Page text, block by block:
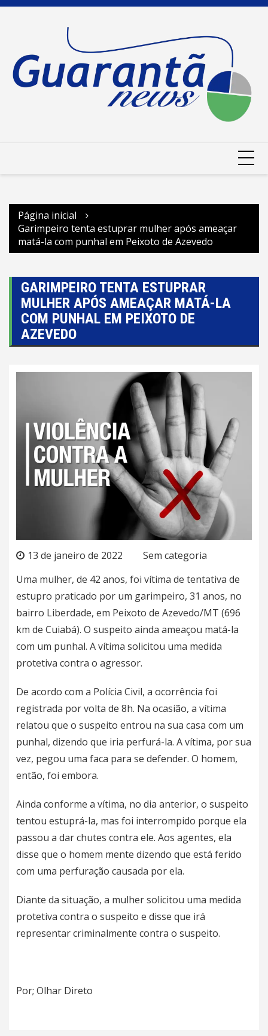
Ir
Página inicial
Garimpeiro tenta estuprar mulher após ameaçar
matá-la com punhal em Peixoto de Azevedo
GARIMPEIRO TENTA ESTUPRAR
MULHER APÓS AMEAÇAR MATÁ-LA
COM PUNHAL EM PEIXOTO DE
AZEVEDO
13 de janeiro de 2022
Sem categoria
Uma mulher, de 42 anos, foi vítima de tentativa de
estupro praticado por um garimpeiro, 31 anos, no
bairro Liberdade, em Peixoto de Azevedo/MT (696
km de Cuiabá). O suspeito ainda ameaçou matá-la
com um punhal. A vítima solicitou uma medida
protetiva contra o agressor.
De acordo com a Polícia Civil, a ocorrência foi
registrada por volta de 8h. Na ocasião, a vítima
relatou que o suspeito entrou na sua casa com um
punhal, dizendo que iria perfurá-la. A vítima, por sua
vez, pegou uma faca para se defender. O homem,
então, foi embora.
Ainda conforme a vítima, no dia anterior, o suspeito
tentou estuprá-la, mas foi interrompido porque ela
passou a dar chutes contra ele. Aos agentes, ela
disse que o homem mente dizendo que está ferido
com uma perfuração causada por ela.
Diante da situação, a mulher solicitou uma medida
protetiva contra o suspeito e disse que irá
representar criminalmente contra o suspeito.
Por; Olhar Direto